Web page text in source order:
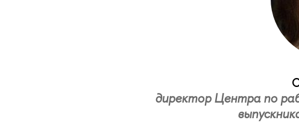
директор Центра по